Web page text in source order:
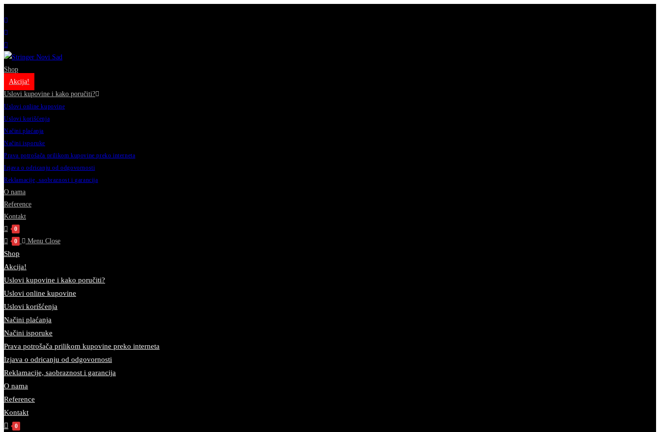
Shop
Akcija!
Uslovi kupovine i kako poručiti?
Uslovi online kupovine
Uslovi korišćenja
Načini plaćanja
Načini isporuke
Prava potrošača prilikom kupovine preko interneta
Izjava o odricanju od odgovornosti
Reklamacije, saobraznost i garancija
O nama
Reference
Kontakt
0
0
Menu Close
Shop
Akcija!
Uslovi kupovine i kako poručiti?
Uslovi online kupovine
Uslovi korišćenja
Načini plaćanja
Načini isporuke
Prava potrošača prilikom kupovine preko interneta
Izjava o odricanju od odgovornosti
Reklamacije, saobraznost i garancija
O nama
Reference
Kontakt
0